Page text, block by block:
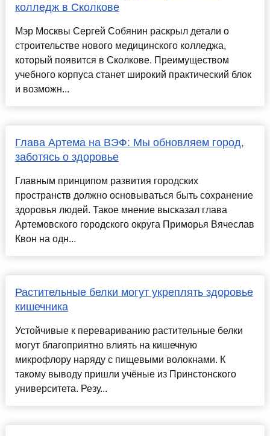
колледж в Сколкове
Мэр Москвы Сергей Собянин раскрыл детали о
строительстве нового медицинского колледжа,
который появится в Сколкове. Преимуществом
учебного корпуса станет широкий практический блок
и возможн...
Глава Артема на ВЭФ: Мы обновляем город,
заботясь о здоровье
Главным принципом развития городских
пространств должно основываться быть сохранение
здоровья людей. Такое мнение высказал глава
Артемовского городского округа Приморья Вячеслав
Квон на одн...
Растительные белки могут укреплять здоровье
кишечника
Устойчивые к перевариванию растительные белки
могут благоприятно влиять на кишечную
микрофлору наряду с пищевыми волокнами. К
такому выводу пришли учёные из Принстонского
университета. Резу...